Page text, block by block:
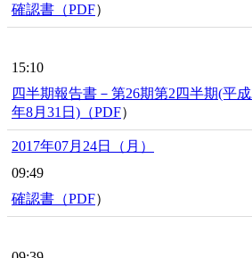
確認書（PDF）
15:10
四半期報告書－第26期第2四半期(平
年8月31日)（PDF）
2017年07月24日（月）
09:49
確認書（PDF）